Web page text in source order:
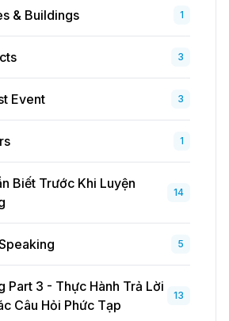
& Buildings 1
3
Event 3
1
Biết Trước Khi Luyện
14
5
Part 3 - Thực Hành Trả Lời
Câu Hỏi Phức Tạp
13